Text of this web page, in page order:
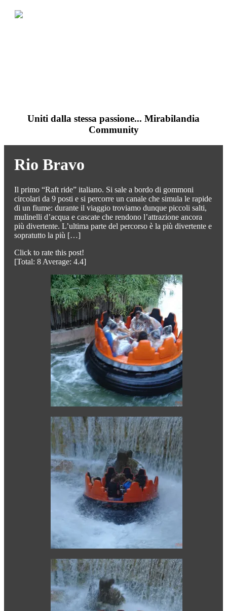
Uniti dalla stessa passione... Mirabilandia
Community
Rio Bravo
Il primo “Raft ride” italiano. Si sale a bordo di gommoni
circolari da 9 posti e si percorre un canale che simula le rapide
di un fiume: durante il viaggio troviamo dunque piccoli salti,
mulinelli d’acqua e cascate che rendono l’attrazione ancora
più divertente. L’ultima parte del percorso è la più divertente e
sopratutto la più […]
Click to rate this post!
[Total: 8 Average: 4.4]